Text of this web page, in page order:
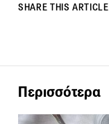
SHARE THIS ARTICLE
Περισσότερα